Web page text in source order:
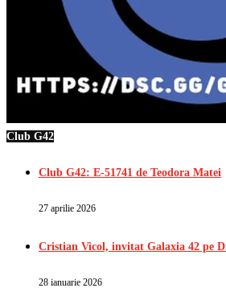
Club G42
Club G42: E-51741 de Teodora Matei
27 aprilie 2026
Cristian Vicol, invitat Galaxia 42 pe
28 ianuarie 2026